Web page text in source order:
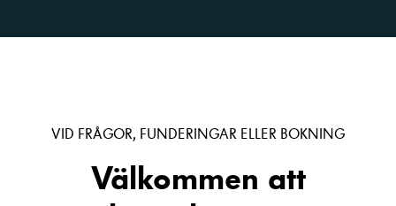
VID FRÅGOR, FUNDERINGAR ELLER BOKNING
Välkommen att